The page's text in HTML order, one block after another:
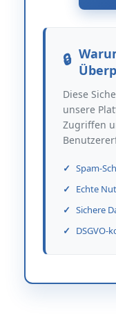
Diese
unsere
Zugriffen
Spam-
Echte
Sichere
DSGVO-